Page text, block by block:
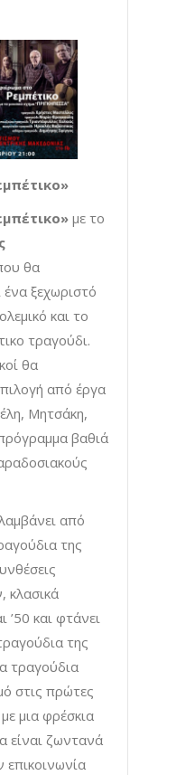
με το
θα
ένα ξεχωριστό
και το
τραγούδι.
θα
από έργα
Μητσάκη,
βαθιά
από
της
κλασικά
’50 και φτάνει
της
τραγούδια
στις πρώτες
μια φρέσκια
είναι ζωντανά
επικοινωνία